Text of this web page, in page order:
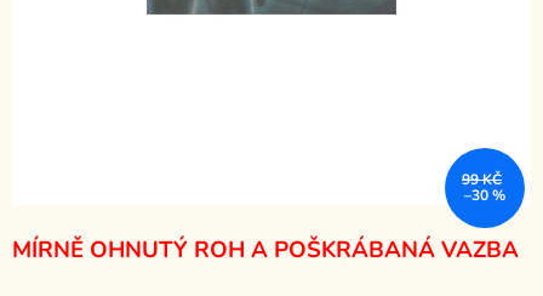
MÍRNĚ OHNUTÝ ROH A POŠKRÁBANÁ VAZBA
99 KČ
–30 %